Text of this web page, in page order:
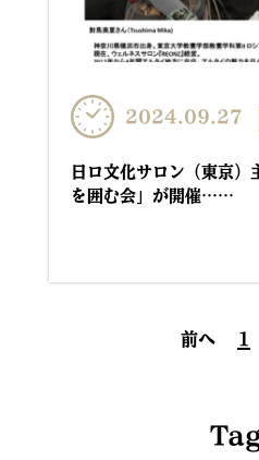
2024.09.27
日ロ文化サロン（東京）
を囲む会」が開催……
前へ 1